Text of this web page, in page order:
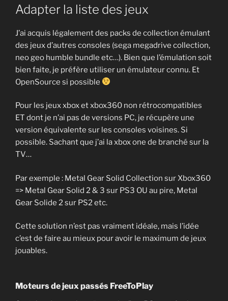
Adapter la liste des jeux
J’ai acquis légalement des packs de collection émulant
des jeux d’autres consoles (sega megadrive collection,
neo geo humble bundle etc…). Bien que l’émulation soit
bien faite, je préfère utiliser un émulateur connu. Et
OpenSource si possible
Pour les jeux xbox et xbox360 non rétrocompatibles
ET dont je n’ai pas de versions PC, je récupère une
version équivalente sur les consoles voisines. Si
possible. Sachant que j’ai la xbox one de branché sur la
TV…
Par exemple : Metal Gear Solid Collection sur Xbox360
=> Metal Gear Solid 2 & 3 sur PS3 OU au pire, Metal
Gear Solide 2 sur PS2 etc.
Cette solution n’est pas vraiment idéale, mais l’idée
c’est de faire au mieux pour avoir le maximum de jeux
jouables.
Moteurs de jeux passés FreeToPlay